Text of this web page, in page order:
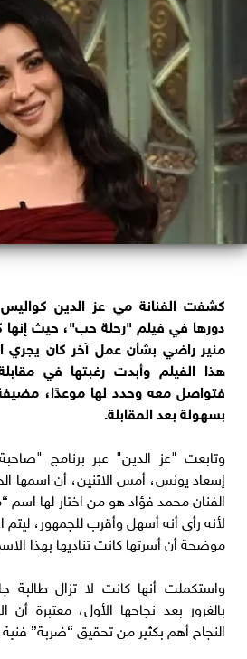
كشفت الفنانة مي عز الدين
دورها في فيلم "رحلة حب"، حيث إنها
منير راضي بشأن عمل آخر كان يجري
هذا الفيلم وأبدت رغبتها في
فتواصل معه وحدد لها موعدًا،
بسهولة بعد المقابلة.
وتابعت "عز الدين" عبر برنامج
إسعاد يونس، أمس الاثنين، أن اسمها
الفنان محمد فؤاد هو من اختار لها اسم
لأنه رأى أنه أسهل وأقرب للجمهور، ليتم
موضحة أن أسرتها كانت تناديها بهذا
واستكملت أنها كانت لا تزال طالبة
بالغرور بعد نجاحها الأول، معتبرة أن
النجاح أهم بكثير من تحقيق “ضربة”